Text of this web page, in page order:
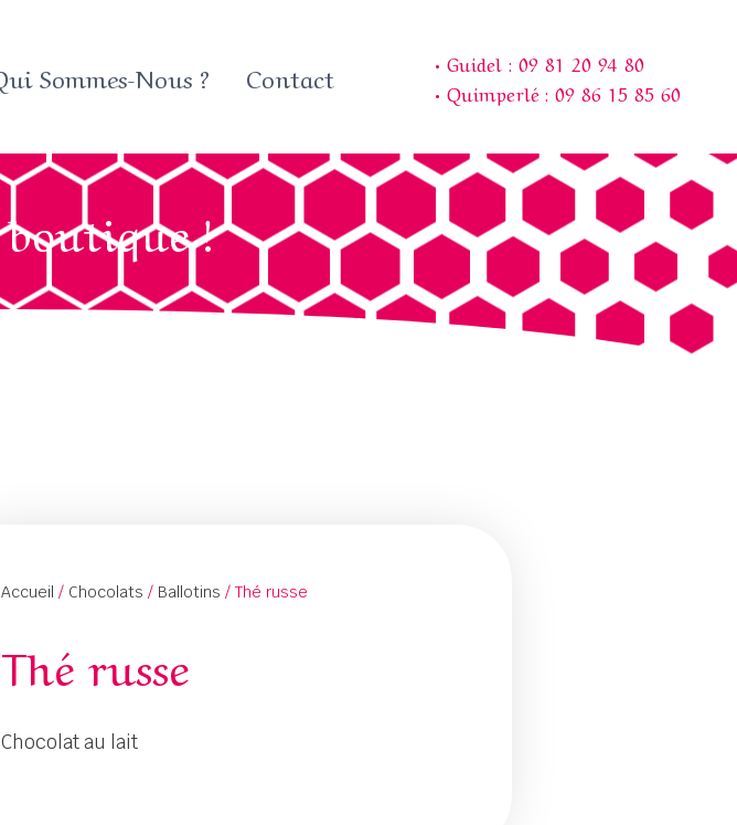
Sommes-Nous ? Contact
• Guidel : 09 81 20 94 80
• Quimperlé : 09 86 15 85 60
!
Accueil / Chocolats / Ballotins / Thé russe
Thé russe
Chocolat au lait